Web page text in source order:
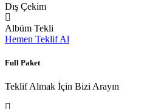
Dış Çekim
Albüm Tekli
Hemen Teklif Al
Full Paket
Teklif Almak İçin Bizi Arayın